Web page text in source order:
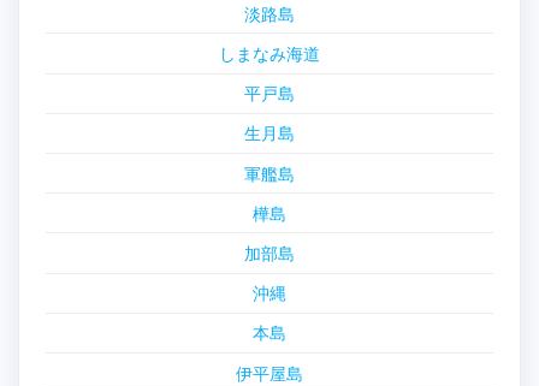
淡路島
しまなみ海道
平戸島
生月島
軍艦島
樺島
加部島
沖縄
本島
伊平屋島